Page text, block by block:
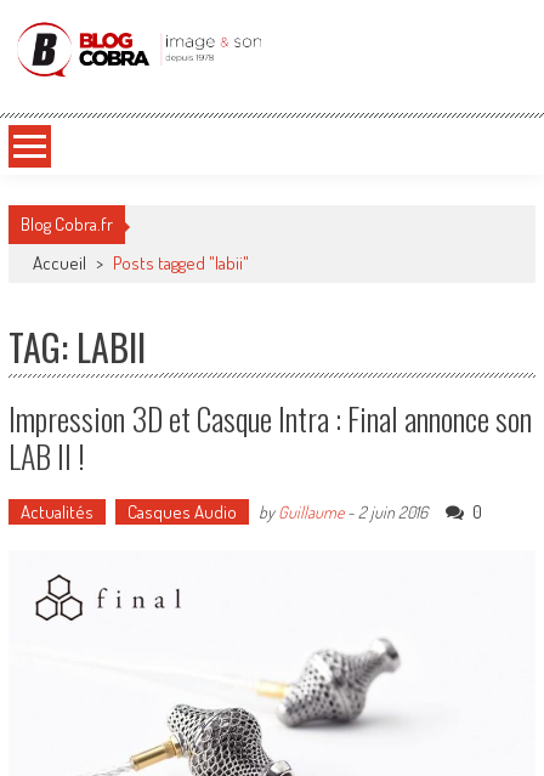
Blog Cobra
Blog Cobra.fr
Accueil > Posts tagged "labii"
TAG: LABII
Impression 3D et Casque Intra : Final annonce son
LAB II !
Actualités Casques Audio byGuillaume- 2 juin 2016 0